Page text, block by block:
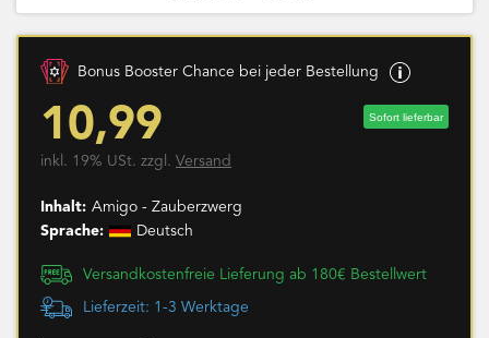
Bonus Booster Chance bei jeder Bestellung
10,99 Sofort lieferbar
inkl. 19% USt. zzgl. Versand
Inhalt: Amigo - Zauberzwerg
Sprache:
Deutsch
Versandkostenfreie Lieferung ab 180€ Bestellwert
Lieferzeit: 1-3 Werktage